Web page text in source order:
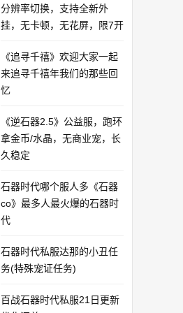
分辨率切换，支持全新外
挂，无卡顿，无花屏，限7开
《追寻千禧》欢迎大家一起
来追寻千禧年我们的那些回
忆
《逆石器2.5》公益服，跑环
拿金币/水晶，无商业宠，长
久稳定
石器时代哪个服人多《石器
co》最多人最火爆的石器时
代
石器时代私服达那的小丑任
务(特殊宠证任务)
百战石器时代私服21日更新